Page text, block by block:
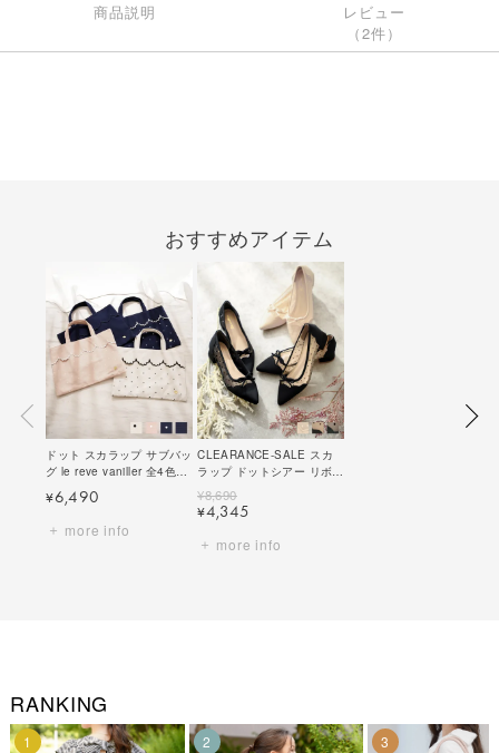
商品説明
レビュー
（2件）
おすすめアイテム
ドット スカラップ サブバッ
グ le reve vaniller 全4色｜
lvn942-1975【4】
¥6,490
more info
CLEARANCE-SALE スカ
ラップ ドットシアー リボン
パンプス le reve vaniller 全
3色｜lvn943-1958【1】
¥8,690
¥4,345
more info
RANKING
1 2 3